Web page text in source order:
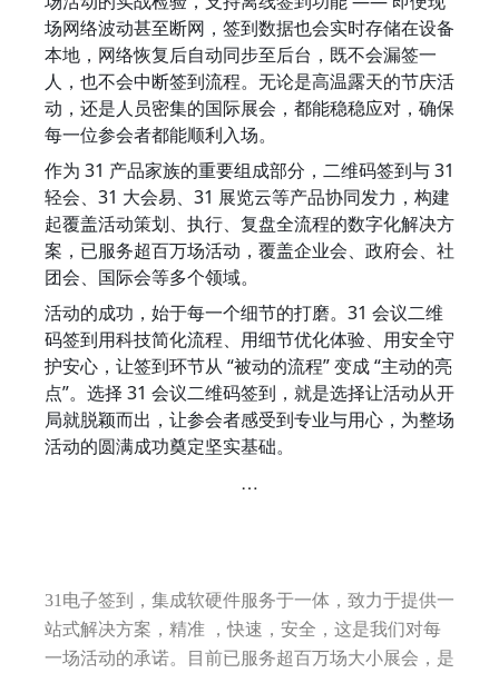
场网络波动甚至断网，签到数据也会实时存储在设备
本地，网络恢复后自动同步至后台，既不会漏签一
人，也不会中断签到流程。无论是高温露天的节庆活
动，还是人员密集的国际展会，都能稳稳应对，确保
每一位参会者都能顺利入场。
作为 31 产品家族的重要组成部分，二维码签到与 31
轻会、31 大会易、31 展览云等产品协同发力，构建
起覆盖活动策划、执行、复盘全流程的数字化解决方
案，已服务超百万场活动，覆盖企业会、政府会、社
团会、国际会等多个领域。
活动的成功，始于每一个细节的打磨。31 会议二维
码签到用科技简化流程、用细节优化体验、用安全守
护安心，让签到环节从 “被动的流程” 变成 “主动的亮
点”。选择 31 会议二维码签到，就是选择让活动从开
局就脱颖而出，让参会者感受到专业与用心，为整场
活动的圆满成功奠定坚实基础。
…
31电子签到，集成软硬件服务于一体，致力于提供一
站式解决方案，精准 ，快速，安全，这是我们对每
一场活动的承诺。目前已服务超百万场大小展会，是